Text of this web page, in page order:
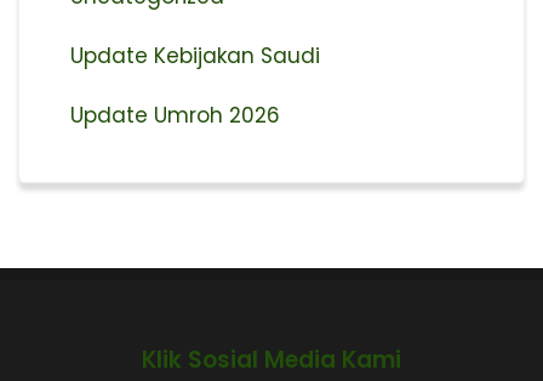
Update Kebijakan Saudi
Update Umroh 2026
Klik Sosial Media Kami